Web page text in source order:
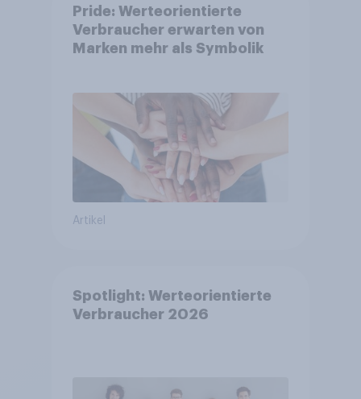
Pride: Werteorientierte
Verbraucher erwarten von
Marken mehr als Symbolik
Artikel
Spotlight: Werteorientierte
Verbraucher 2026